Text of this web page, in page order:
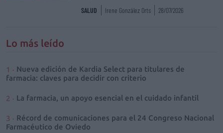
SALUD Irene González Orts 28/07/2026
Lo más leído
Nueva edición de Kardia Select para titulares de
farmacia: claves para decidir con criterio
La farmacia, un apoyo esencial en el cuidado infantil
Récord de comunicaciones para el 24 Congreso Nacional
Farmacéutico de Oviedo